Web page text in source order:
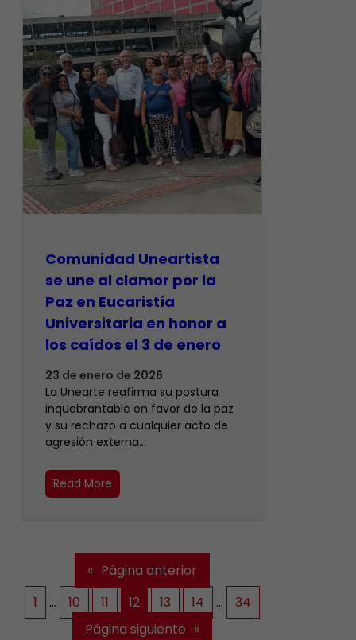
Comunidad Uneartista
se une al clamor por la
Paz en Eucaristía
Universitaria en honor a
los caídos el 3 de enero
23 de enero de 2026
La Unearte reafirma su postura
inquebrantable en favor de la paz
y su rechazo a cualquier acto de
agresión externa…
Read More
« Página anterior
1
… 10 11 12 13 14 …
34
Página siguiente »